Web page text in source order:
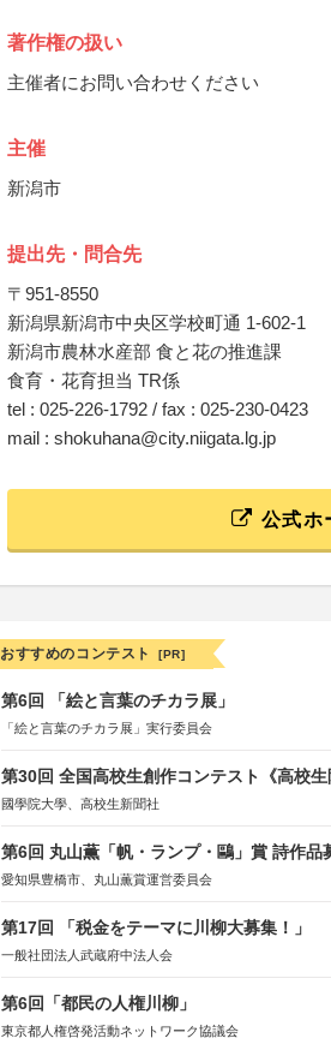
著作権の扱い
主催者にお問い合わせください
主催
新潟市
提出先・問合先
〒951-8550
新潟県新潟市中央区学校町通 1-602-1
新潟市農林水産部 食と花の推進課
食育・花育担当 TR係
tel : 025-226-1792 / fax : 025-230-0423
mail : shokuhana@city.niigata.lg.jp
公式ホ
おすすめのコンテスト [PR]
第6回 「絵と言葉のチカラ展」
「絵と言葉のチカラ展」実行委員会
第30回 全国高校生創作コンテスト《高校生
國學院大學、高校生新聞社
第6回 丸山薫「帆・ランプ・鷗」賞 詩作品
愛知県豊橋市、丸山薫賞運営委員会
第17回 「税金をテーマに川柳大募集！」
一般社団法人武蔵府中法人会
第6回「都民の人権川柳」
東京都人権啓発活動ネットワーク協議会